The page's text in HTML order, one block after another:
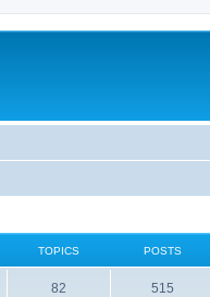
TOPICS POSTS
82 515